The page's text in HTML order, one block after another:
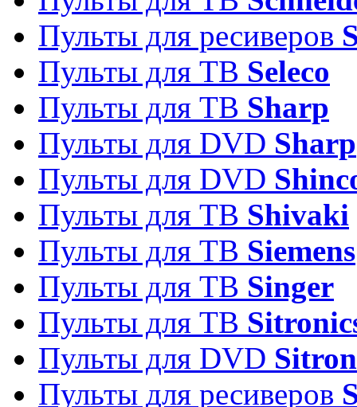
Пульты для ресиверов
Пульты для ТВ Seleco
Пульты для ТВ Sharp
Пульты для DVD Sharp
Пульты для DVD
Пульты для ТВ Shivaki
Пульты для ТВ Siemens
Пульты для ТВ Singer
Пульты для ТВ
Пульты для DVD
Пульты для ресиверов